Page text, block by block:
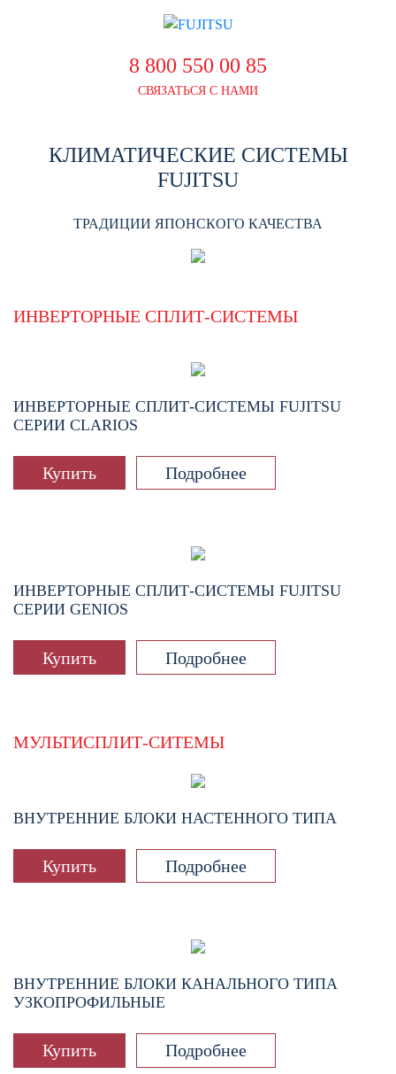
8 800 550 00 85
СВЯЗАТЬСЯ С НАМИ
КЛИМАТИЧЕСКИЕ СИСТЕМЫ
FUJITSU
ТРАДИЦИИ ЯПОНСКОГО КАЧЕСТВА
ИНВЕРТОРНЫЕ СПЛИТ-СИСТЕМЫ
ИНВЕРТОРНЫЕ СПЛИТ-СИСТЕМЫ FUJITSU
СЕРИИ CLARIOS
Купить Подробнее
ИНВЕРТОРНЫЕ СПЛИТ-СИСТЕМЫ FUJITSU
СЕРИИ GENIOS
Купить Подробнее
МУЛЬТИСПЛИТ-СИТЕМЫ
ВНУТРЕННИЕ БЛОКИ НАСТЕННОГО ТИПА
Купить Подробнее
ВНУТРЕННИЕ БЛОКИ КАНАЛЬНОГО ТИПА
УЗКОПРОФИЛЬНЫЕ
Купить Подробнее